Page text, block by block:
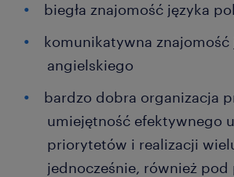
biegła znajomość języka
komunikatywna znajomość
angielskiego
bardzo dobra organizacja
umiejętność efektywnego
priorytetów i realizacji
jednocześnie, również pod